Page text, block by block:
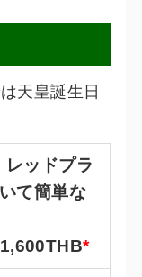
は天皇誕生日
レッドプラ
て簡単な
*